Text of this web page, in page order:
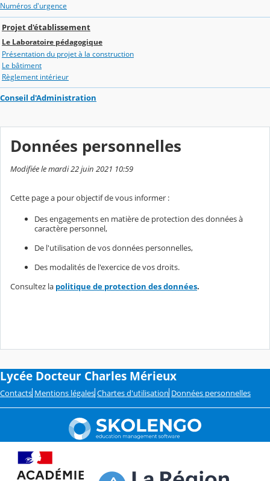
Numéros d'urgence
Projet d'établissement
Le Laboratoire pédagogique
Présentation du projet à la construction
Le bâtiment
Règlement intérieur
Conseil d'Administration
Données personnelles
Modifiée le mardi 22 juin 2021 10:59
Cette page a pour objectif de vous informer :
Des engagements en matière de protection des données à
caractère personnel,
De l'utilisation de vos données personnelles,
Des modalités de l'exercice de vos droits.
Consultez la politique de protection des données.
Lycée Docteur Charles Mérieux
Contacts Mentions légales Chartes d'utilisation Données personnelles